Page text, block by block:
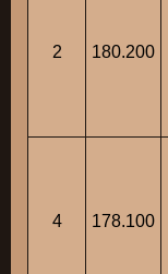
2 180.200
4 178.100